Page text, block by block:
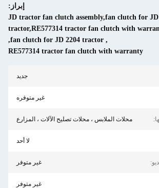
إبراز:
JD tractor fan clutch assembly,fan clutch for JD
tractor,RE577314 tractor fan clutch with
,
fan clutch for JD 2204 tractor
,
RE577314 tractor fan clutch with warranty
جديد
غير متوفره
محلات الملابس ، محلات تصليح الآلات ، المزارع
لا أحد
غير متوفر
غير متوفر